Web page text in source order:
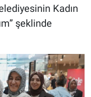
Kadın
şeklinde